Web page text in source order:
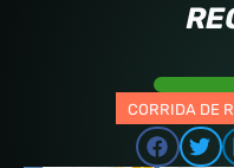
CORRIDA DE